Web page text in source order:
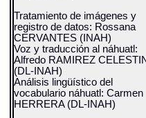
Tratamiento de imágenes y
registro de datos: Rossana
CERVANTES (INAH)
Voz y traducción al náhuatl:
Alfredo RAMIREZ
(DL-INAH)
Análisis lingüístico del
vocabulario náhuatl: Carmen
HERRERA (DL-INAH)